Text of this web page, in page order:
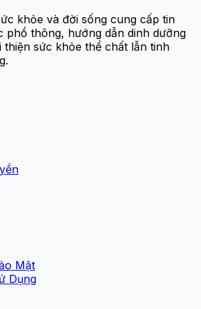
khỏe và đời sống cung cấp tin
phổ thông, hướng dẫn dinh dưỡng
thiện sức khỏe thể chất lẫn tinh
Mật
Dụng